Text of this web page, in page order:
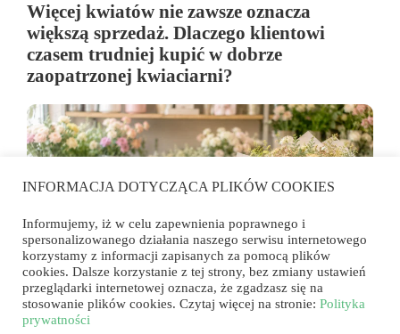
Więcej kwiatów nie zawsze oznacza
większą sprzedaż. Dlaczego klientowi
czasem trudniej kupić w dobrze
zaopatrzonej kwiaciarni?
Dlaczego klient wybiera większy bukiet,
INFORMACJA DOTYCZĄCA PLIKÓW COOKIES
Informujemy, iż w celu zapewnienia poprawnego i
spersonalizowanego działania naszego serwisu internetowego
korzystamy z informacji zapisanych za pomocą plików
cookies. Dalsze korzystanie z tej strony, bez zmiany ustawień
przeglądarki internetowej oznacza, że zgadzasz się na
stosowanie plików cookies. Czytaj więcej na stronie: Polityka
prywatności